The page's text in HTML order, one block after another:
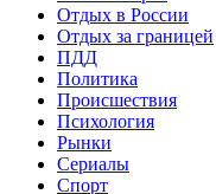
Отдых в России
Отдых за границей
ПДД
Политика
Происшествия
Психология
Рынки
Сериалы
Спорт